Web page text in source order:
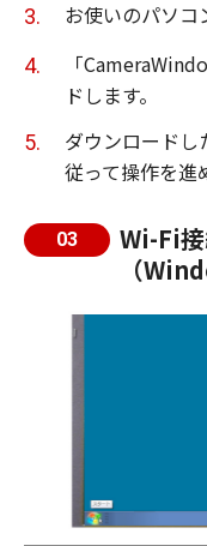
お使いのパソコ
「
ドします。
ダウンロードし
従って操作を進
03
Wi-Fi
（